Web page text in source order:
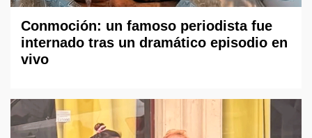
Conmoción: un famoso periodista fue
internado tras un dramático episodio en
vivo